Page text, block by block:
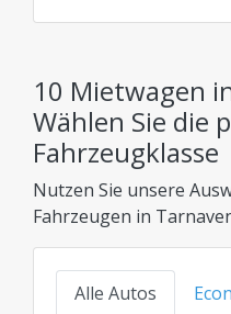
10 Mietwagen
Wählen Sie die
Fahrzeugklasse
Nutzen Sie unsere
Fahrzeugen in
Kompaktwagen und
Familienautos, SUVs
finden Sie Ihre ideale
Alle Autos